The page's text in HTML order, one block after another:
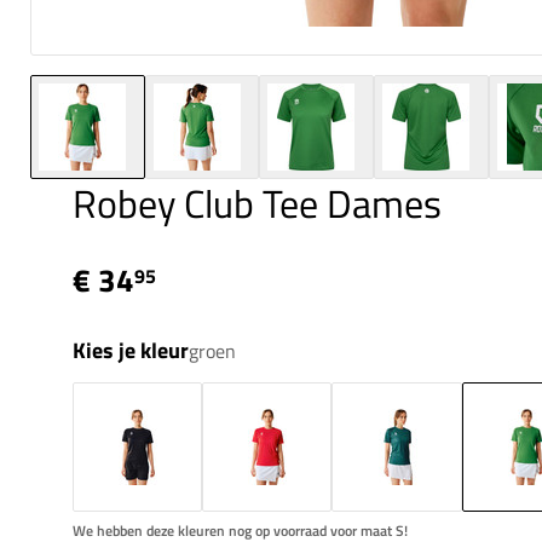
Robey Club Tee Dames
€ 3495
Kies je kleurgroen
We hebben deze kleuren nog op voorraad voor maat S!